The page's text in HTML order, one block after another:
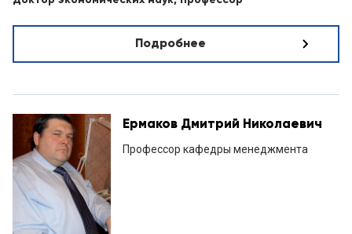
Подробнее
Ермаков Дмитрий Николаевич
Профессор кафедры менеджмента